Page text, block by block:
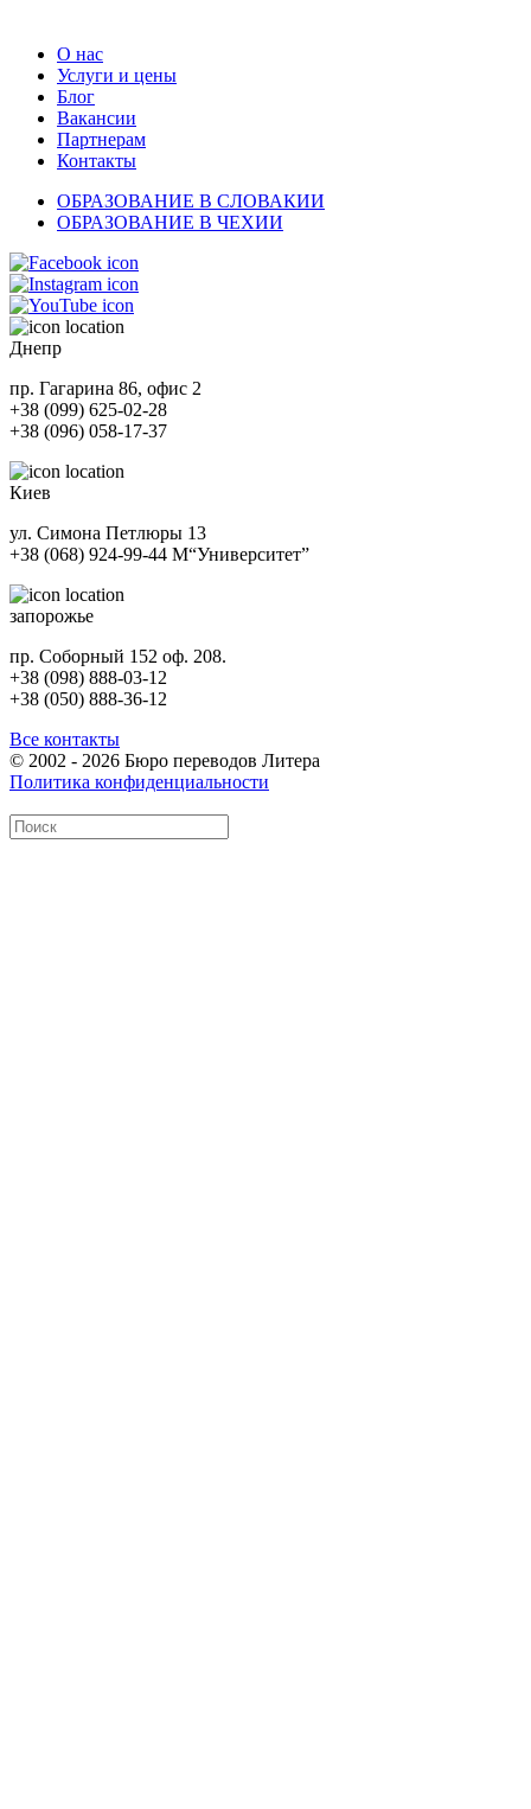
О нас
Услуги и цены
Блог
Вакансии
Партнерам
Контакты
ОБРАЗОВАНИЕ В СЛОВАКИИ
ОБРАЗОВАНИЕ В ЧЕХИИ
Днепр
пр. Гагарина 86, офис 2
+38 (099) 625-02-28
+38 (096) 058-17-37
Киев
ул. Симона Петлюры 13
+38 (068) 924-99-44 М“Университет”
запорожье
пр. Соборный 152 оф. 208.
+38 (098) 888-03-12
+38 (050) 888-36-12
Все контакты
© 2002 - 2026 Бюро переводов Литера
Политика конфиденциальности